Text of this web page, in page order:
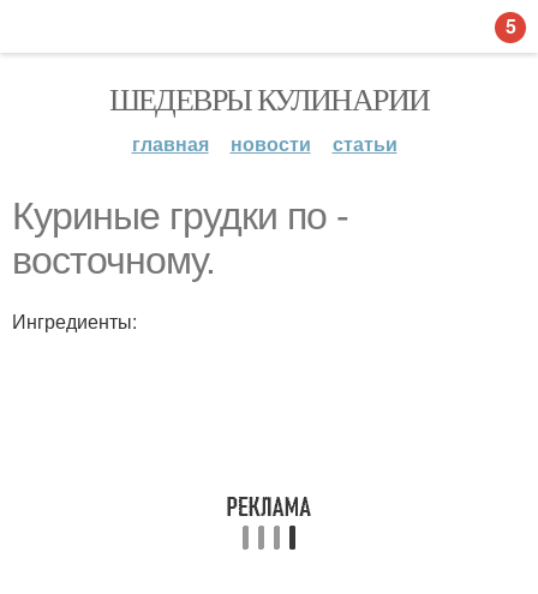
ШЕДЕВРЫ КУЛИНАРИИ
главная новости статьи
Куриные грудки по -
восточному.
Ингредиенты:
5